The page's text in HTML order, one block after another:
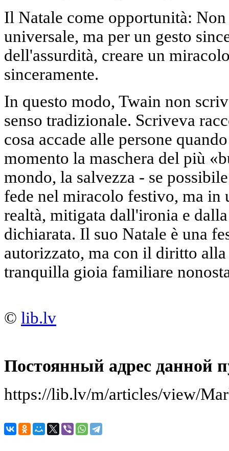
Il Natale come opportunità:
universale, ma per un gesto
dell'assurdità, creare un
sinceramente.
In questo modo, Twain non
senso tradizionale. Scriveva
cosa accade alle persone
momento la maschera del più
mondo, la salvezza - se
fede nel miracolo festivo, ma in
realtà, mitigata dall'ironia e
dichiarata. Il suo Natale è una
autorizzato, ma con il diritto
tranquilla gioia familiare
© lib.lv
Постоянный адрес данной
https://lib.lv/m/articles/view/